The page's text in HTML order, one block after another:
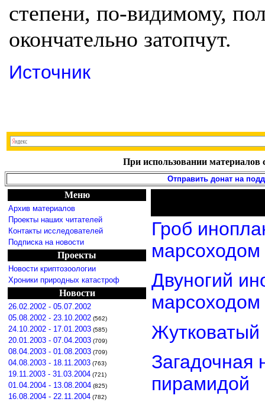
степени, по-видимому,
окончательно затопчут.
Источник
При использовании материалов
Отправить донат на
Меню
Архив материалов
Проекты наших читателей
Контакты исследователей
Подписка на новости
Проекты
Новости криптозоологии
Хроники природных катастроф
Новости
26.02.2002 - 05.07.2002
05.08.2002 - 23.10.2002 (562)
24.10.2002 - 17.01.2003 (585)
20.01.2003 - 07.04.2003 (709)
08.04.2003 - 01.08.2003 (709)
04.08.2003 - 18.11.2003 (763)
19.11.2003 - 31.03.2004 (721)
01.04.2004 - 13.08.2004 (825)
16.08.2004 - 22.11.2004 (782)
Гроб
марсоходом
Двуногий
марсоходом
Загадочная
пирамидой